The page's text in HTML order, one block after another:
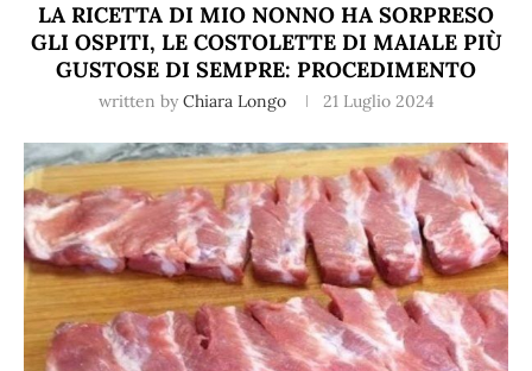
LA RICETTA DI MIO NONNO HA SORPRESO
GLI OSPITI, LE COSTOLETTE DI MAIALE PIÙ
GUSTOSE DI SEMPRE: PROCEDIMENTO
written by Chiara Longo 21 Luglio 2024